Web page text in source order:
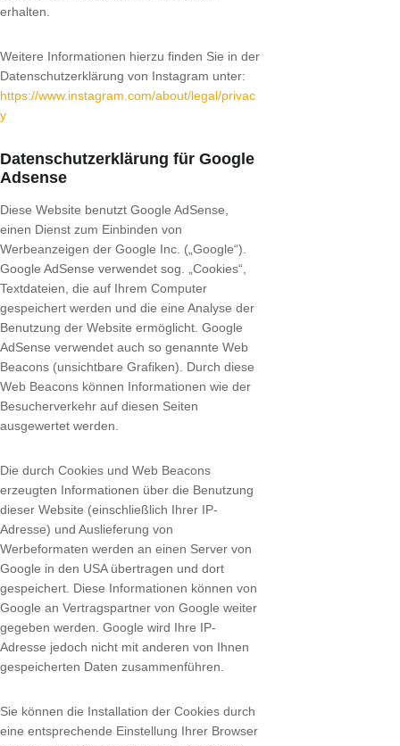
erhalten.
Weitere Informationen hierzu finden Sie in der
Datenschutzerklärung von Instagram unter:
https://www.instagram.com/about/legal/privac
y
Datenschutzerklärung für Google
Adsense
Diese Website benutzt Google AdSense,
einen Dienst zum Einbinden von
Werbeanzeigen der Google Inc. („Google“).
Google AdSense verwendet sog. „Cookies“,
Textdateien, die auf Ihrem Computer
gespeichert werden und die eine Analyse der
Benutzung der Website ermöglicht. Google
AdSense verwendet auch so genannte Web
Beacons (unsichtbare Grafiken). Durch diese
Web Beacons können Informationen wie der
Besucherverkehr auf diesen Seiten
ausgewertet werden.
Die durch Cookies und Web Beacons
erzeugten Informationen über die Benutzung
dieser Website (einschließlich Ihrer IP-
Adresse) und Auslieferung von
Werbeformaten werden an einen Server von
Google in den USA übertragen und dort
gespeichert. Diese Informationen können von
Google an Vertragspartner von Google weiter
gegeben werden. Google wird Ihre IP-
Adresse jedoch nicht mit anderen von Ihnen
gespeicherten Daten zusammenführen.
Sie können die Installation der Cookies durch
eine entsprechende Einstellung Ihrer Browser